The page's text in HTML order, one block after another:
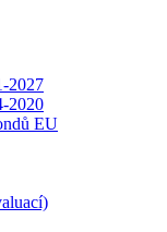
2027
2020
EU